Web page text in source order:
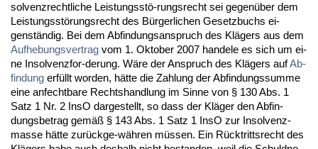
sol­venz­recht­li­che Leis­tungsstö-rungs­recht sei ge­genüber dem
Leis­tungsstörungs­recht des Bürger­li­chen Ge­setz­buchs ei­
genständig. Bei dem Ab­fin­dungs­an­spruch des Klägers aus dem
Auf­he­bungs­ver­trag vom 1. Ok­to­ber 2007 han­de­le es sich um ei­
ne In­sol­venz­for-de­rung. Wäre der An­spruch des Klägers aufAb­
fin­dung erfüllt wor­den, hätte die Zah­lung der Ab­fin­dungs­sum­me
ei­ne an­fecht­ba­re Rechts­hand­lung im Sin­ne von § 130 Abs. 1
Satz 1 Nr. 2 In­sO dar­ge­stellt, so dass der Kläger den Ab­fin­
dungs­be­trag gemäß § 143 Abs. 1 Satz 1 In­sO zur In­sol­venz­
mas­se hätte zurück­ge-währen müssen. Ein Rück­tritts­recht des